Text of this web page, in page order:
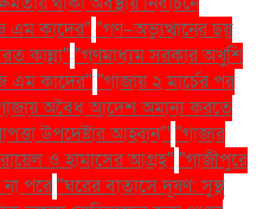
এম কাদের" "গণ–অভ্যুত্থানের ছয়
কান্না" "গণমাধ্যম সরকার অখুশি
এম কাদের" "গাজায় ২ মার্চের পর
অবৈধ আদেশ অমান্য করতে
উপদেষ্টার আহ্বান"' "গাজার
ও হামাসের আগ্রহ" "গাজীপুরে
পরে"ঘরের বাতাসে দূষণ: সুস্থ